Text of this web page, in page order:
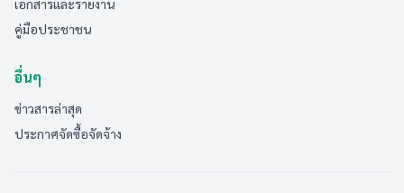
เอกสารและรายงาน
คู่มือประชาชน
อื่นๆ
ข่าวสารล่าสุด
ประกาศจัดซื้อจัดจ้าง